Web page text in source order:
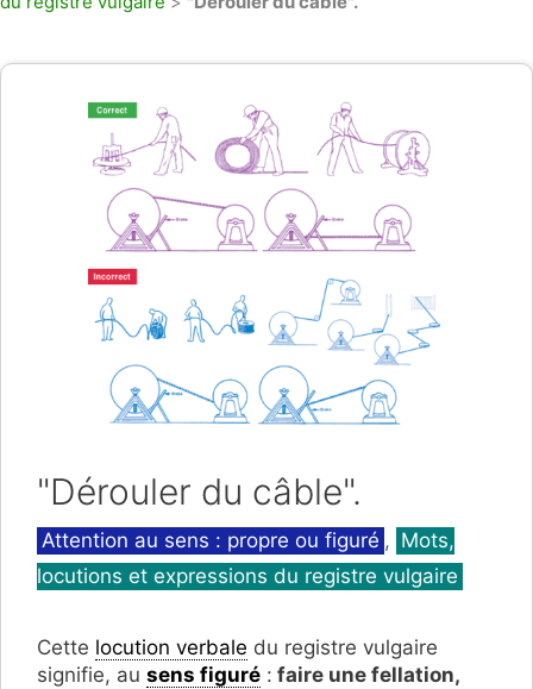
"Dérouler du câble".
Catégories
Attention au sens : propre ou figuré , Mots,
locutions et expressions du registre vulgaire
Cette locution verbale du registre vulgaire
signifie, au sens figuré : faire une fellation,